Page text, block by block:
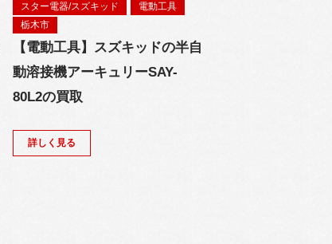
スター電器/スズキッド
電動工具
栃木市
【電動工具】スズキッドの半自
動溶接機アーキュリーSAY-
80L2の買取
詳しく見る